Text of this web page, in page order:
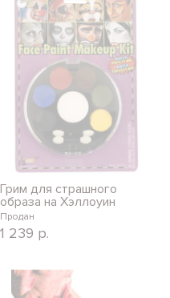
Грим для страшного
образа на Хэллоуин
Продан
1 239 р.